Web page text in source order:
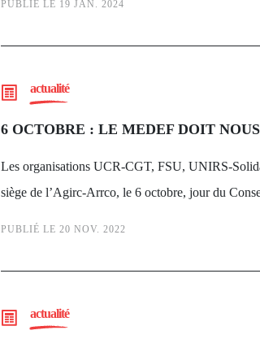
PUBLIÉ LE 19 JAN. 2024
actualité
6 OCTOBRE : LE MEDEF DOIT
Les organisations UCR-CGT, FSU, UNIRS-
siège de l’Agirc-Arrco, le 6 octobre, jour du
PUBLIÉ LE 20 NOV. 2022
actualité